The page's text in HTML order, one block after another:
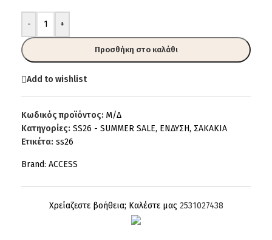
- +
Προσθήκη στο καλάθι
Add to wishlist
Κωδικός προϊόντος: Μ/Δ
Κατηγορίες: SS26 - SUMMER SALE, ΕΝΔΥΣΗ, ΣΑΚΑΚΙΑ
Ετικέτα: ss26
Brand: ACCESS
Χρείαζεστε βοήθεια; Καλέστε μας 2531027438